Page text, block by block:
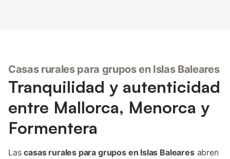
Casas rurales para grupos en Islas Baleares
Tranquilidad y autenticidad
entre Mallorca, Menorca y
Formentera
Lascasas rurales para grupos en Islas Balearesabren